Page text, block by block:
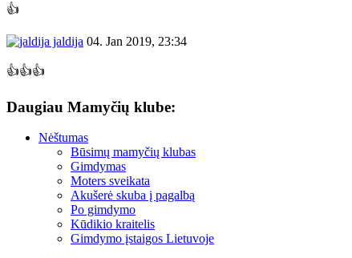
👍
jaldija 04. Jan 2019, 23:34
👍👍👍
Daugiau Mamyčių klube:
Nėštumas
Būsimų mamyčių klubas
Gimdymas
Moters sveikata
Akušerė skuba į pagalbą
Po gimdymo
Kūdikio kraitelis
Gimdymo įstaigos Lietuvoje